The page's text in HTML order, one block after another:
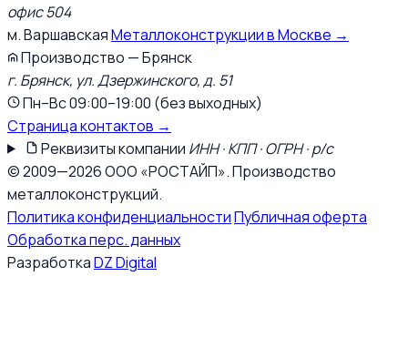
офис 504
м. ВаршавскаяМеталлоконструкции в Москве →
Производство — Брянск
г. Брянск, ул. Дзержинского, д. 51
Пн–Вс 09:00–19:00 (без выходных)
Страница контактов →
Реквизиты компании ИНН · КПП · ОГРН · р/с
© 2009—2026 ООО «РОСТАЙП». Производство
металлоконструкций.
Политика конфиденциальностиПубличная оферта
Обработка перс. данных
РазработкаDZ Digital